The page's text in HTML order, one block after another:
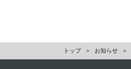
トップ お知らせ